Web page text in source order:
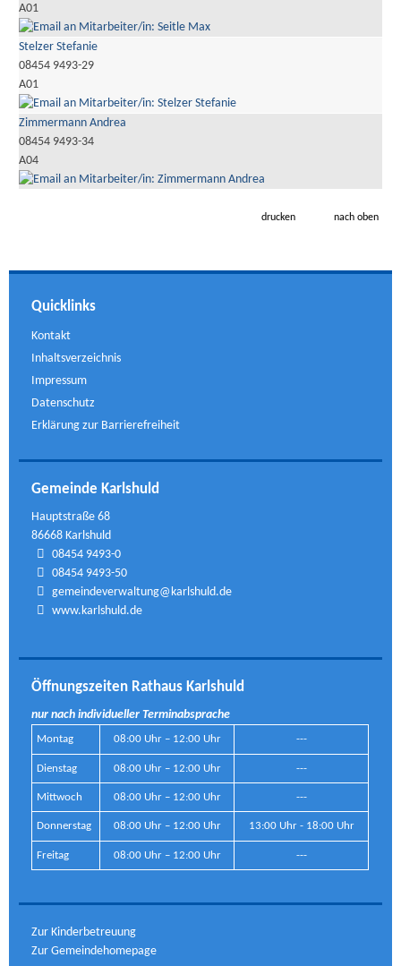
A01
Stelzer Stefanie
08454 9493-29
A01
Zimmermann Andrea
08454 9493-34
A04
drucken nach oben
Quicklinks
Kontakt
Inhaltsverzeichnis
Impressum
Datenschutz
Erklärung zur Barrierefreiheit
Gemeinde Karlshuld
Hauptstraße 68
86668 Karlshuld
08454 9493-0
08454 9493-50
gemeindeverwaltung@karlshuld.de
www.karlshuld.de
Öffnungszeiten Rathaus Karlshuld
nur nach individueller Terminabsprache
Montag 08:00 Uhr – 12:00 Uhr ---
Dienstag 08:00 Uhr – 12:00 Uhr ---
Mittwoch 08:00 Uhr – 12:00 Uhr ---
Donnerstag 08:00 Uhr – 12:00 Uhr 13:00 Uhr - 18:00 Uhr
Freitag 08:00 Uhr – 12:00 Uhr ---
Zur Kinderbetreuung
Zur Gemeindehomepage